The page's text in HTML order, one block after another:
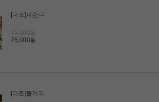
[다조]피란냐
75,000원
75,000원
[다조]불개미